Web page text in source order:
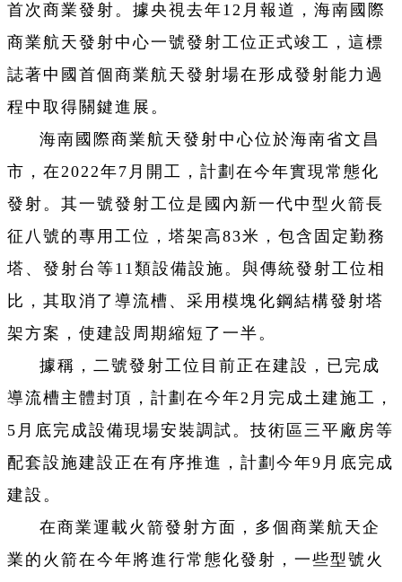
首次商業發射。據央視去年12月報道，海南國際
商業航天發射中心一號發射工位正式竣工，這標
誌著中國首個商業航天發射場在形成發射能力過
程中取得關鍵進展。
海南國際商業航天發射中心位於海南省文昌
市，在2022年7月開工，計劃在今年實現常態化
發射。其一號發射工位是國內新一代中型火箭長
征八號的專用工位，塔架高83米，包含固定勤務
塔、發射台等11類設備設施。與傳統發射工位相
比，其取消了導流槽、采用模塊化鋼結構發射塔
架方案，使建設周期縮短了一半。
據稱，二號發射工位目前正在建設，已完成
導流槽主體封頂，計劃在今年2月完成土建施工，
5月底完成設備現場安裝調試。技術區三平廠房等
配套設施建設正在有序推進，計劃今年9月底完成
建設。
在商業運載火箭發射方面，多個商業航天企
業的火箭在今年將進行常態化發射，一些型號火